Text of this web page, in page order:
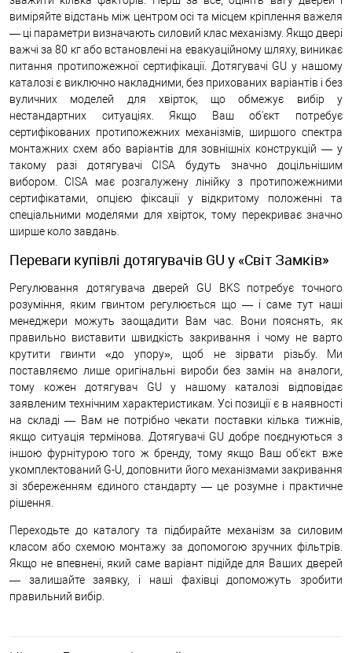
виміряйте відстань між центром осі та місцем кріплення важеля
— ці параметри визначають силовий клас механізму. Якщо двері
важчі за 80 кг або встановлені на евакуаційному шляху, виникає
питання протипожежної сертифікації. Дотягувачі GU у нашому
каталозі є виключно накладними, без прихованих варіантів і без
вуличних моделей для хвірток, що обмежує вибір у
нестандартних ситуаціях. Якщо Ваш об'єкт потребує
сертифікованих протипожежних механізмів, ширшого спектра
монтажних схем або варіантів для зовнішніх конструкцій — у
такому разі дотягувачі CISA будуть значно доцільнішим
вибором. CISA має розгалужену лінійку з протипожежними
сертифікатами, опцією фіксації у відкритому положенні та
спеціальними моделями для хвірток, тому перекриває значно
ширше коло завдань.
Переваги купівлі дотягувачів GU у «Світ Замків»
Регулювання дотягувача дверей GU BKS потребує точного
розуміння, яким гвинтом регулюється що — і саме тут наші
менеджери можуть заощадити Вам час. Вони пояснять, як
правильно виставити швидкість закривання і чому не варто
крутити гвинти «до упору», щоб не зірвати різьбу. Ми
поставляємо лише оригінальні вироби без замін на аналоги,
тому кожен дотягувач GU у нашому каталозі відповідає
заявленим технічним характеристикам. Усі позиції є в наявності
на складі — Вам не потрібно чекати поставки кілька тижнів,
якщо ситуація термінова. Дотягувачі GU добре поєднуються з
іншою фурнітурою того ж бренду, тому якщо Ваш об'єкт вже
укомплектований G-U, доповнити його механізмами закривання
зі збереженням єдиного стандарту — це розумне і практичне
рішення.
Переходьте до каталогу та підбирайте механізм за силовим
класом або схемою монтажу за допомогою зручних фільтрів.
Якщо не впевнені, який саме варіант підійде для Ваших дверей
— залишайте заявку, і наші фахівці допоможуть зробити
правильний вибір.